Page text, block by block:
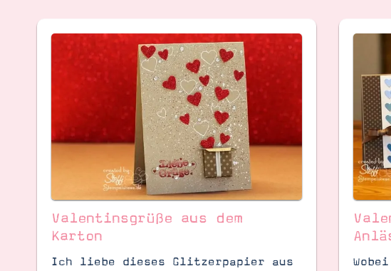
Katalog
Bestellen
Kontakt
Blog
Gutscheine
Produkte
Über mich
Über Stampin’
Valentinsgrüße aus dem
Karton
Ich liebe dieses Glitzerpapier aus